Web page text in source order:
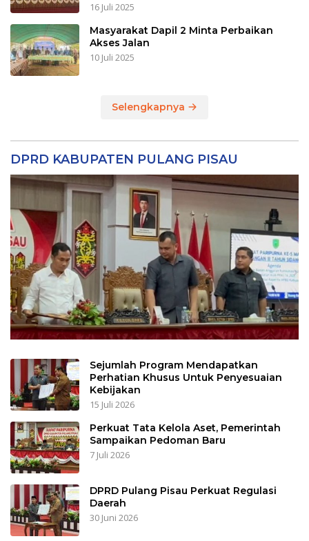
16 Juli 2025
Masyarakat Dapil 2 Minta Perbaikan
Akses Jalan
10 Juli 2025
Selengkapnya
DPRD KABUPATEN PULANG PISAU
Sejumlah Program Mendapatkan
Perhatian Khusus Untuk Penyesuaian
Kebijakan
15 Juli 2026
Perkuat Tata Kelola Aset, Pemerintah
Sampaikan Pedoman Baru
7 Juli 2026
DPRD Pulang Pisau Perkuat Regulasi
Daerah
30 Juni 2026